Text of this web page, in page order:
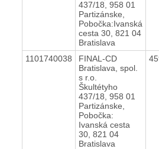
437/18, 958 01
Partizánske,
Pobočka:Ivanská
cesta 30, 821 04
Bratislava
1101740038
FINAL-CD
Bratislava, spol.
s r.o.
Škultétyho
437/18, 958 01
Partizánske,
Pobočka:
Ivanská cesta
30, 821 04
Bratislava